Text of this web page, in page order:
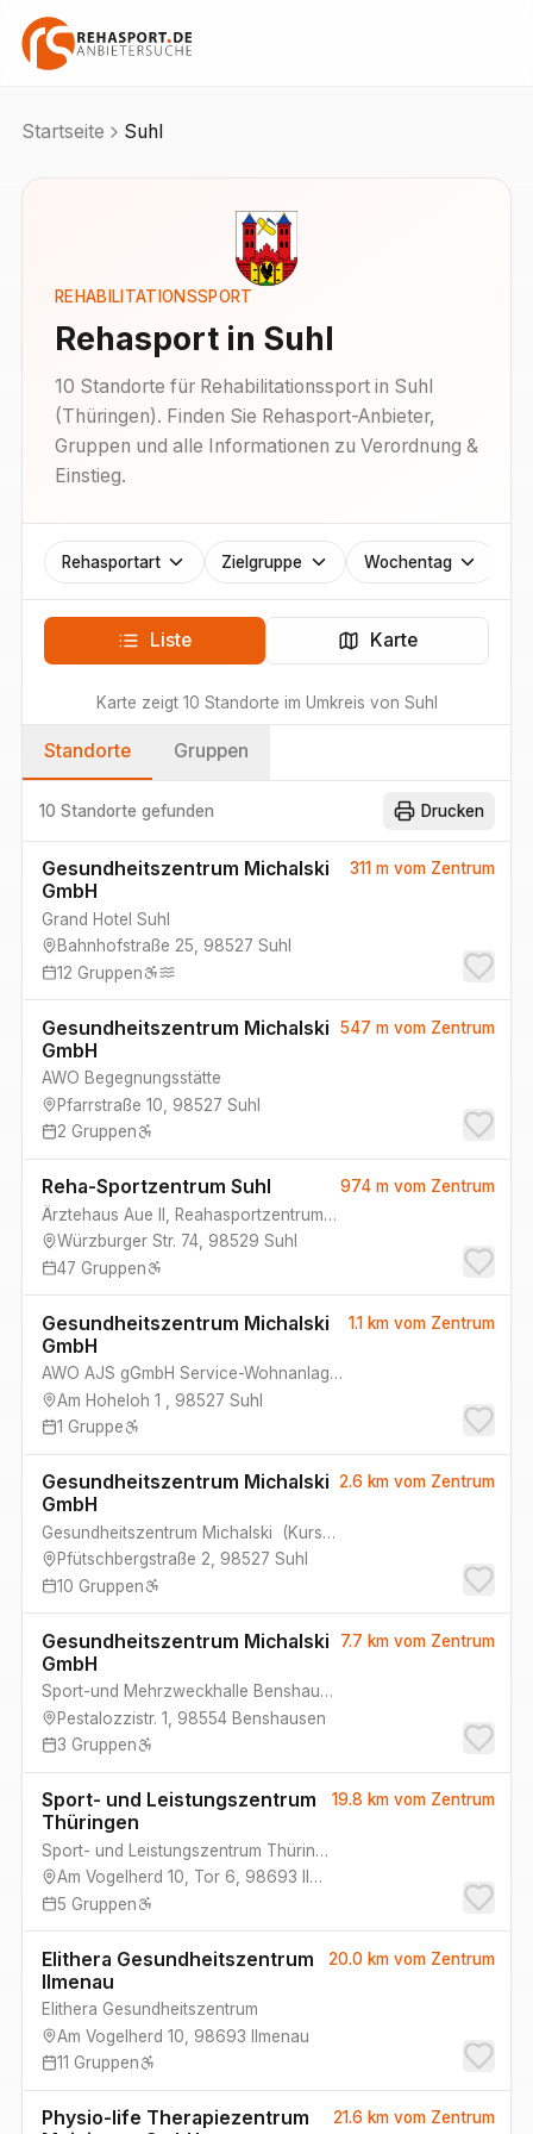
Startseite Suhl
REHABILITATIONSSPORT
Rehasport in Suhl
10 Standorte für Rehabilitationssport in Suhl
(Thüringen). Finden Sie Rehasport-Anbieter,
Gruppen und alle Informationen zu Verordnung &
Einstieg.
Rehasportart Zielgruppe Wochentag
Liste Karte
Karte zeigt 10 Standorte im Umkreis von Suhl
Standorte Gruppen
10 Standorte gefunden Drucken
Gesundheitszentrum Michalski
GmbH
Grand Hotel Suhl
Bahnhofstraße 25
98527 Suhl
12 Gruppen
311 mvom Zentrum
Gesundheitszentrum Michalski
GmbH
AWO Begegnungsstätte
Pfarrstraße 10
98527 Suhl
2 Gruppen
547 mvom Zentrum
Reha-Sportzentrum Suhl
Ärztehaus Aue II, Reahasportzentrum Suhl
Würzburger Str. 74 98529 Suhl
47 Gruppen
974 mvom Zentrum
Gesundheitszentrum Michalski
GmbH
AWO AJS gGmbH Service-Wohnanlage Döllbergschule
Am Hoheloh 1
98527 Suhl
1 Gruppe
1.1 kmvom Zentrum
Gesundheitszentrum Michalski
GmbH
Gesundheitszentrum Michalski (Kursraum 2, Kursraum 1
Pfütschbergstraße 2
98527 Suhl
10 Gruppen
2.6 kmvom Zentrum
Gesundheitszentrum Michalski
GmbH
Sport-und Mehrzweckhalle Benshausen
Pestalozzistr. 1
98554 Benshausen
3 Gruppen
7.7 kmvom Zentrum
Sport- und Leistungszentrum
Thüringen
Sport- und Leistungszentrum Thüringen
Am Vogelherd 10, Tor 6
98693
5 Gruppen
19.8 kmvom Zentrum
Elithera Gesundheitszentrum
Ilmenau
Elithera Gesundheitszentrum
Am Vogelherd 10
98693 Ilmenau
11 Gruppen
20.0 kmvom Zentrum
Physio-life Therapiezentrum
21.6 kmvom Zentrum